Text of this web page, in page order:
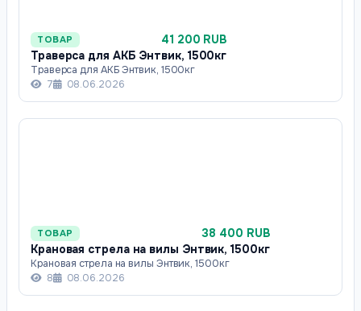
ТОВАР
41 200 RUB
Траверса для АКБ Энтвик, 1500кг
Траверса для АКБ Энтвик, 1500кг
7
08.06.2026
ТОВАР
38 400 RUB
Крановая стрела на вилы Энтвик, 1500кг
Крановая стрела на вилы Энтвик, 1500кг
8
08.06.2026